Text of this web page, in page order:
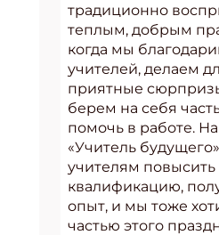
традиционно
теплым, добрым
когда мы
учителей, делаем
приятные
берем на себя
помочь в работе.
«Учитель
учителям
квалификацию,
опыт, и мы тоже
частью этого